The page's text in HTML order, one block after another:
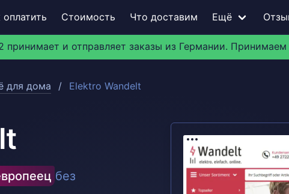
принимает и отправляет заказы из Германии.
оплатить Стоимость Что доставим Ещё
для дома Elektro Wandelt
без